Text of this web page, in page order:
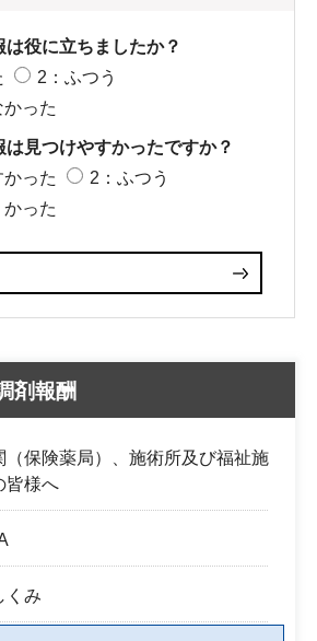
は役に立ちましたか？
2：ふつう
った
は見つけやすかったですか？
った
2：ふつう
った
剤報酬
（保険薬局）、施術所及び福祉施
皆様へ
くみ